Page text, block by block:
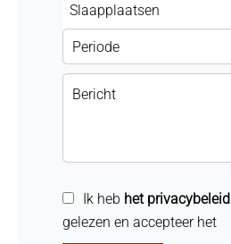
Slaapplaatsen
Ik heb het privacybeleid
gelezen en accepteer het